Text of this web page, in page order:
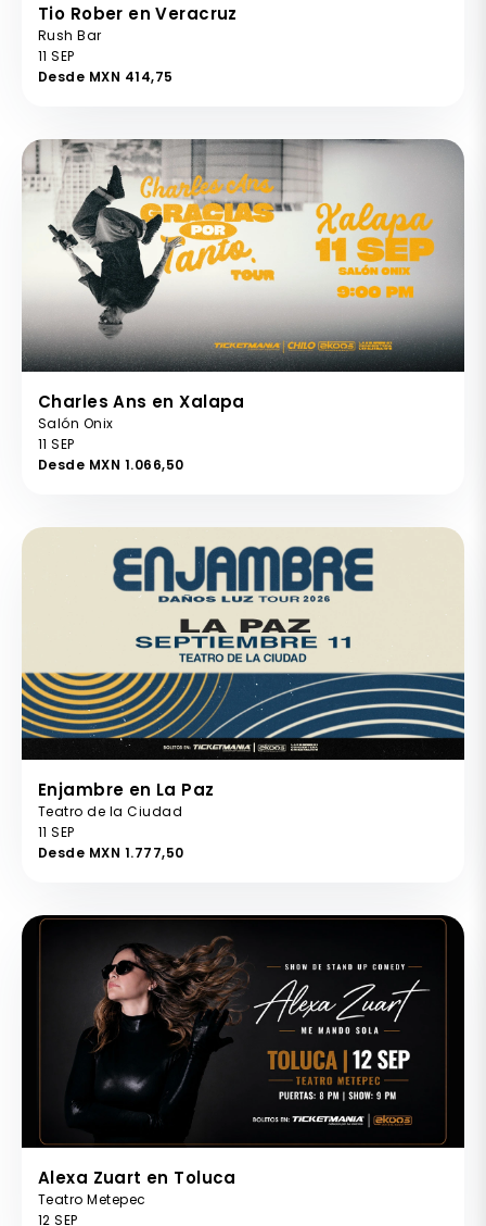
Tio Rober en Veracruz
Rush Bar
11 SEP
Desde MXN 414,75
Charles Ans en Xalapa
Salón Onix
11 SEP
Desde MXN 1.066,50
Enjambre en La Paz
Teatro de la Ciudad
11 SEP
Desde MXN 1.777,50
Alexa Zuart en Toluca
Teatro Metepec
12 SEP